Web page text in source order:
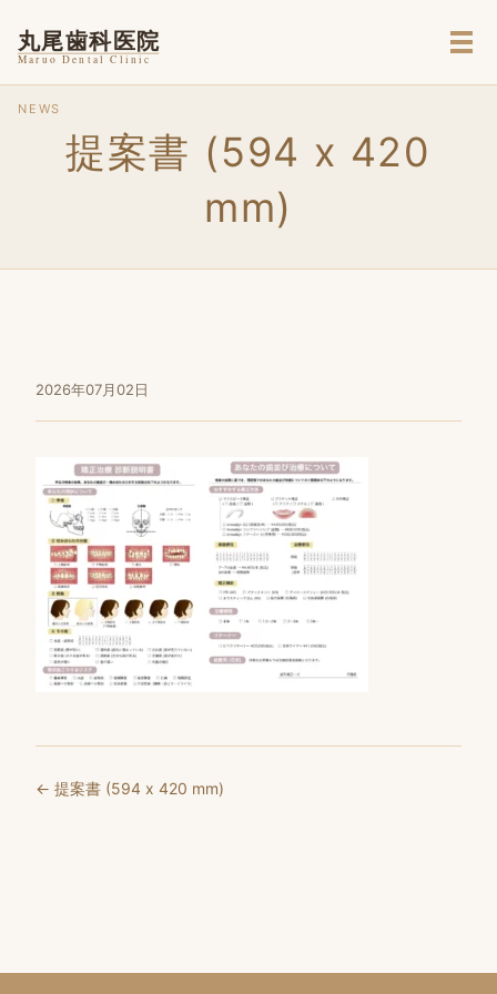
メ
NEWS
提案書 (594 x 420
mm)
2026年07月02日
← 提案書 (594 x 420 mm)